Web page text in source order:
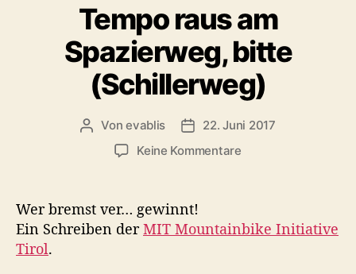
I
n
s
r
u
!
–
c
r
u
e
ü
t
e
g
o
r
i
e
n
Tempo raus am
Spazierweg, bitte
(Schillerweg)
B
a
g
Vonevablis
B
a
g
22. Juni 2017
Keine Kommentarez
m
p
Wer bremst ver… gewinnt!
Ein Schreiben derMIT Mountainbike Initiative
Tirol.